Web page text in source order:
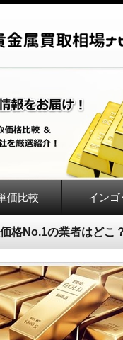
価比較 インゴ
格No.1の業者はどこ